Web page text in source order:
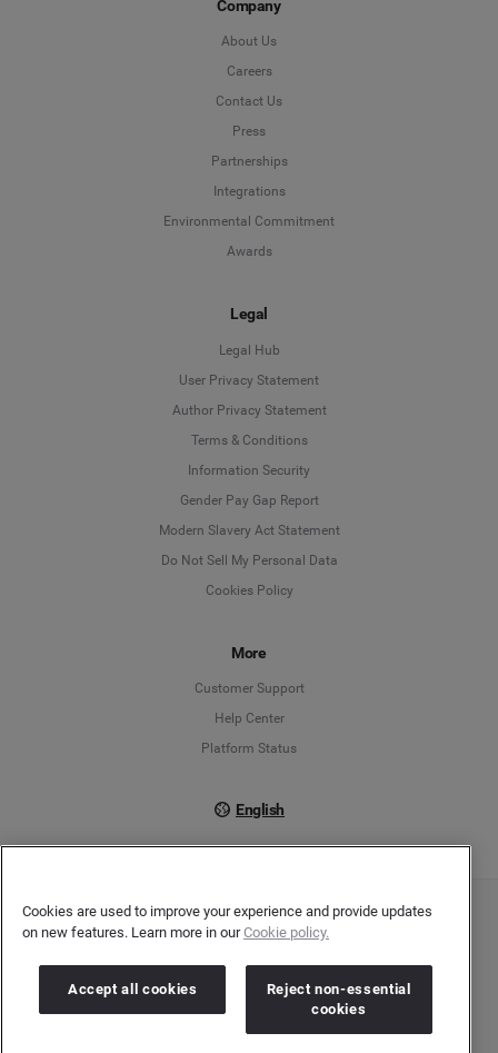
Company
About Us
Careers
Contact Us
Press
Partnerships
Integrations
Environmental Commitment
Awards
Legal
Legal Hub
User Privacy Statement
Author Privacy Statement
Terms & Conditions
Information Security
Gender Pay Gap Report
Modern Slavery Act Statement
Do Not Sell My Personal Data
Cookies Policy
More
Customer Support
Help Center
Platform Status
English
Deutsch
Copyright © 2026 Brandwatch. All Rights Reserved. Cision Group Ltd, 7th Floor, 5 Churchill
Place, Canary Wharf, London, E14 5HU
Cookies are used to improve your experience and provide updates
on new features. Learn more in ourCookie policy.
Accept all cookies
Reject non-essential
cookies